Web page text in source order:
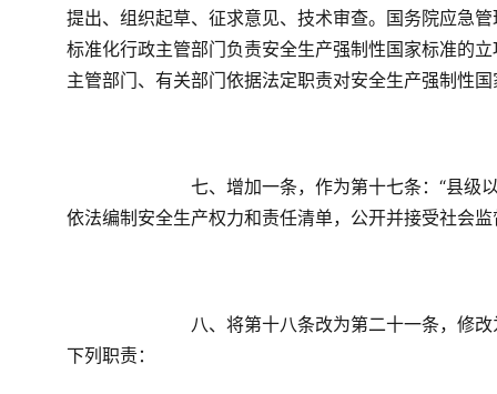
提出、组织起草、征求意见、技术审查。国务院应急
标准化行政主管部门负责安全生产强制性国家标准的
主管部门、有关部门依据法定职责对安全生产强制性
七、增加一条，作为第十七条：“县级
依法编制安全生产权力和责任清单，公开并接受社会监
八、将第十八条改为第二十一条，修改
下列职责：